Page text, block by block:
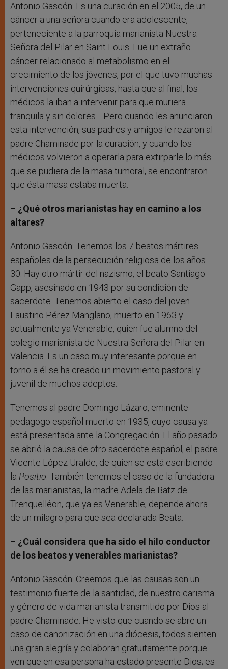
Antonio Gascón: Es una curación en el 2005, de un
cáncer a una señora cuando era adolescente,
perteneciente a la parroquia marianista Nuestra
Señora del Pilar en Saint Louis. Fue un extraño
cáncer relacionado al metabolismo en el
crecimiento de los jóvenes, por el que tuvo muchas
intervenciones quirúrgicas, hasta que al final, los
médicos la iban a intervenir para que muriera
tranquila y sin dolores… Pero cuando les anunciaron
esta intervención, sus padres y amigos le rezaron al
padre Chaminade por la curación, y cuando los
médicos volvieron a operarla para extirparle lo más
que se pudiera de la masa tumoral, se encontraron
que ésta masa estaba muerta.
– ¿Qué otros marianistas hay en camino a los
altares?
Antonio Gascón: Tenemos los 7 beatos mártires
españoles de la persecución religiosa de los años
30. Hay otro mártir del nazismo, el beato Santiago
Gapp, asesinado en 1943 por su condición de
sacerdote. Tenemos abierto el caso del joven
Faustino Pérez Manglano, muerto en 1963 y
actualmente ya Venerable, quien fue alumno del
colegio marianista de Nuestra Señora del Pilar en
Valencia. Es un caso muy interesante porque en
torno a él se ha creado un movimiento pastoral y
juvenil de muchos adeptos.
Tenemos al padre Domingo Lázaro, eminente
pedagogo español muerto en 1935, cuyo causa ya
está presentada ante la Congregación. El año pasado
se abrió la causa de otro sacerdote español, el padre
Vicente López Uralde, de quien se está escribiendo
la Positio. También tenemos el caso de la fundadora
de las marianistas, la madre Adela de Batz de
Trenquelléon, que ya es Venerable; depende ahora
de un milagro para que sea declarada Beata.
– ¿Cuál considera que ha sido el hilo conductor
de los beatos y venerables marianistas?
Antonio Gascón: Creemos que las causas son un
testimonio fuerte de la santidad, de nuestro carisma
y género de vida marianista transmitido por Dios al
padre Chaminade. He visto que cuando se abre un
caso de canonización en una diócesis, todos sienten
una gran alegría y colaboran gratuitamente porque
ven que en esa persona ha estado presente Dios; es